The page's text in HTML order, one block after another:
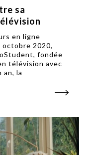
sa
en ligne
octobre 2020,
fondée
télévision avec
an, la